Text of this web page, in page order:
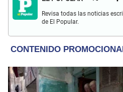
Revisa todas las noticias
de El Popular.